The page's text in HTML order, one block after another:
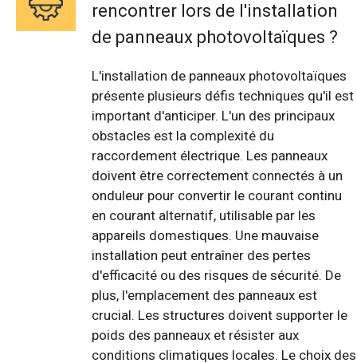
rencontrer lors de l'installation
de panneaux photovoltaïques ?
L'installation de panneaux photovoltaïques
présente plusieurs défis techniques qu'il est
important d'anticiper. L'un des principaux
obstacles est la complexité du
raccordement électrique. Les panneaux
doivent être correctement connectés à un
onduleur pour convertir le courant continu
en courant alternatif, utilisable par les
appareils domestiques. Une mauvaise
installation peut entraîner des pertes
d'efficacité ou des risques de sécurité. De
plus, l'emplacement des panneaux est
crucial. Les structures doivent supporter le
poids des panneaux et résister aux
conditions climatiques locales. Le choix des